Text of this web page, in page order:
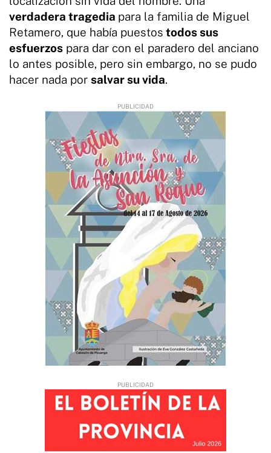
verdadera tragedia para la familia de Miguel
Retamero, que había puestos todos sus
esfuerzos para dar con el paradero del anciano
lo antes posible, pero sin embargo, no se pudo
hacer nada por salvar su vida.